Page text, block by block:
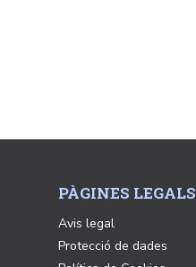
PÀGINES LEGALS
Avis legal
Protecció de dades